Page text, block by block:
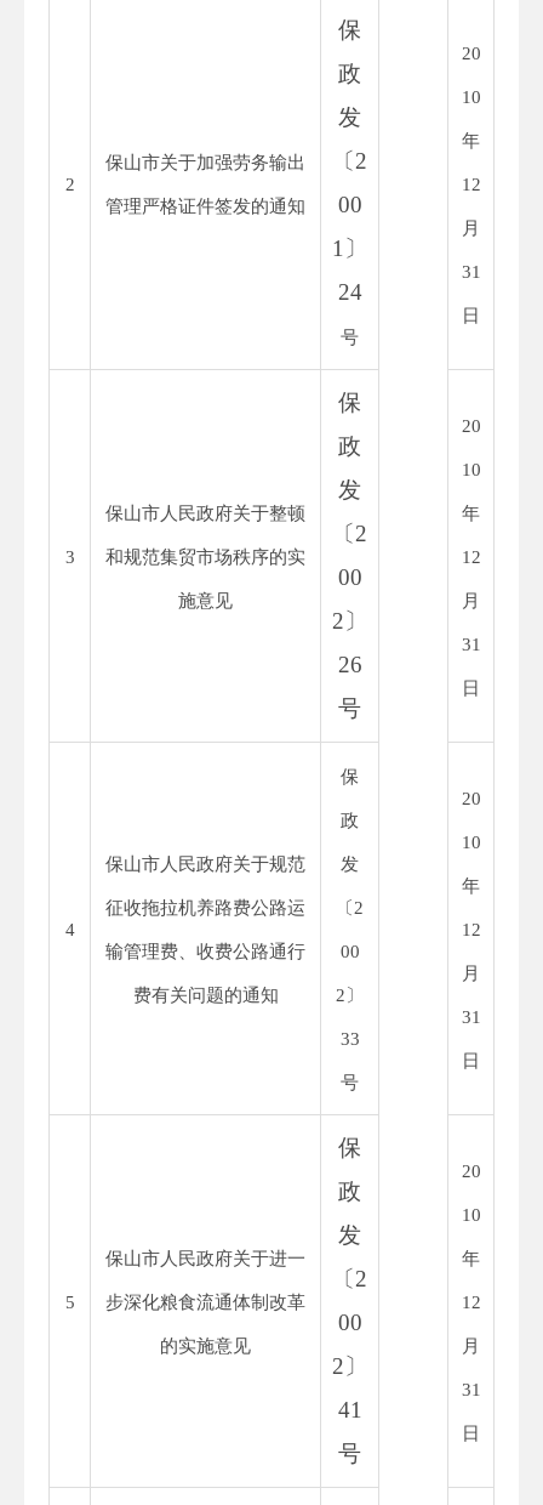
2
保山市关于加强劳务输出
管理严格证件签发的通知
保
政
发
〔 2
00
1 〕
24
号
20
10
年
12
月
31
日
3
保山市人民政府关于整顿
和规范集贸市场秩序的实
施意见
保
政
发
〔 2
00
2 〕
26
号
20
10
年
12
月
31
日
4
保山市人民政府关于规范
征收拖拉机养路费公路运
输管理费、收费公路通行
费有关问题的通知
保
政
发
〔 2
00
2 〕
33
号
20
10
年
12
月
31
日
5
保山市人民政府关于进一
步深化粮食流通体制改革
的实施意见
保
政
发
〔 2
00
2 〕
41
号
20
10
年
12
月
31
日